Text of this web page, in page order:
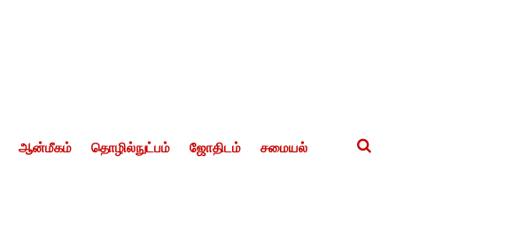
ஆன்மீகம் தொழில்நுட்பம் ஜோதிடம் சமையல்